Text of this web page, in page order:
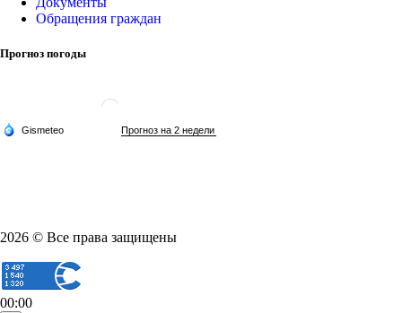
Обращения граждан
Прогноз погоды
2026 © Все права защищены
00:00